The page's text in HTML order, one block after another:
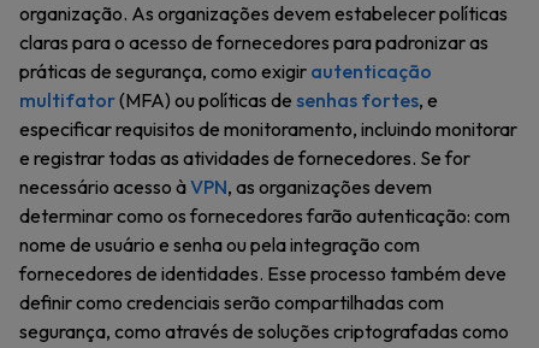
organização. As organizações devem estabelecer políticas
claras para o acesso de fornecedores para padronizar as
práticas de segurança, como exigir autenticação
multifator(MFA) ou políticas de senhas fortes, e
especificar requisitos de monitoramento, incluindo monitorar
e registrar todas as atividades de fornecedores. Se for
necessário acesso àVPN, as organizações devem
determinar como os fornecedores farão autenticação: com
nome de usuário e senha ou pela integração com
fornecedores de identidades. Esse processo também deve
definir como credenciais serão compartilhadas com
segurança, como através de soluções criptografadas como